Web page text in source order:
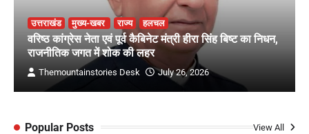
उत्तराखंड मुख्य-खबर राज्य हलचल
वरिष्ठ कांग्रेस नेता एवं पूर्व कैबिनेट मंत्री हीरा सिंह बिष्ट का निधन,
राजनीतिक जगत में शोक की लहर
Themountainstories Desk July 26, 2026
Popular Posts View All